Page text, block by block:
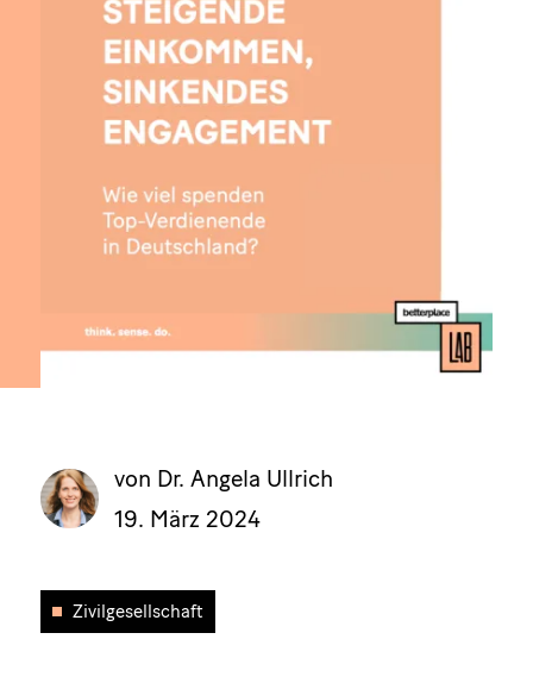
von Dr. Angela Ullrich
19. März 2024
Zivilgesellschaft